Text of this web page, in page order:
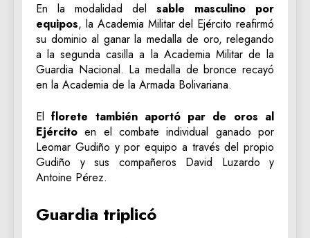
En la modalidad del sable masculino por
equipos, la Academia Militar del Ejército reafirmó
su dominio al ganar la medalla de oro, relegando
a la segunda casilla a la Academia Militar de la
Guardia Nacional. La medalla de bronce recayó
en la Academia de la Armada Bolivariana.
Elflorete también aportó par de oros al
Ejércitoen el combate individual ganado por
Leomar Gudiño y por equipo a través del propio
Gudiño y sus compañeros David Luzardo y
Antoine Pérez.
Guardia triplicó